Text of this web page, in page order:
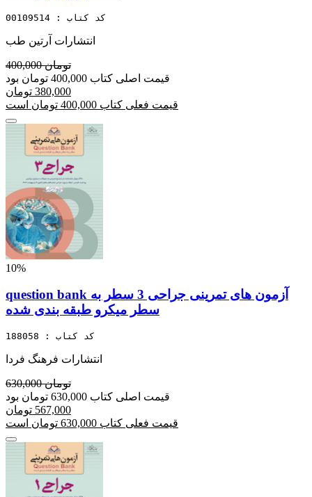
کد کتاب : 00109514
انتشارات آرتین طب
400,000 تومان
قیمت اصلی کتاب 400,000 تومان بود
380,000 تومان
قیمت فعلی کتاب 400,000 تومان است
10%
question bank آزمون های تمرینی جراحی 3 سطر به
سطر میکرو طبقه بندی شده
کد کتاب : 188058
انتشارات فرهنگ فردا
630,000 تومان
قیمت اصلی کتاب 630,000 تومان بود
567,000 تومان
قیمت فعلی کتاب 630,000 تومان است